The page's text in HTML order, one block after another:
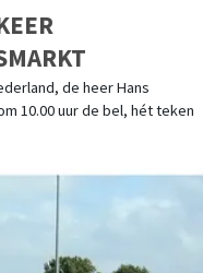
de heer Hans
10.00 uur de bel, hét teken